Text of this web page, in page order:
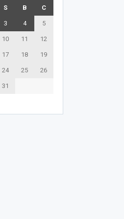
S B C
3 4 5
10 11 12
17 18 19
24 25 26
31